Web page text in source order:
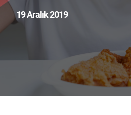
19 Aralık 2019